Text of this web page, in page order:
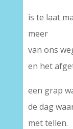
is te laat
meer
van ons
en het
een grap
de dag
met tellen.